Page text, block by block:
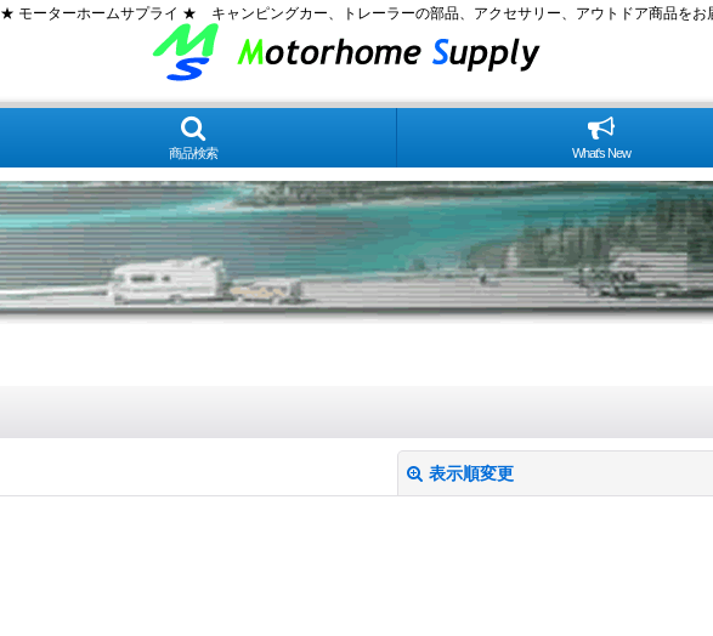
★ モーターホームサプライ ★ キャンピングカー、トレーラーの部品、アクセサリー、アウトドア商品をお
商品検索 What's New
表示順変更